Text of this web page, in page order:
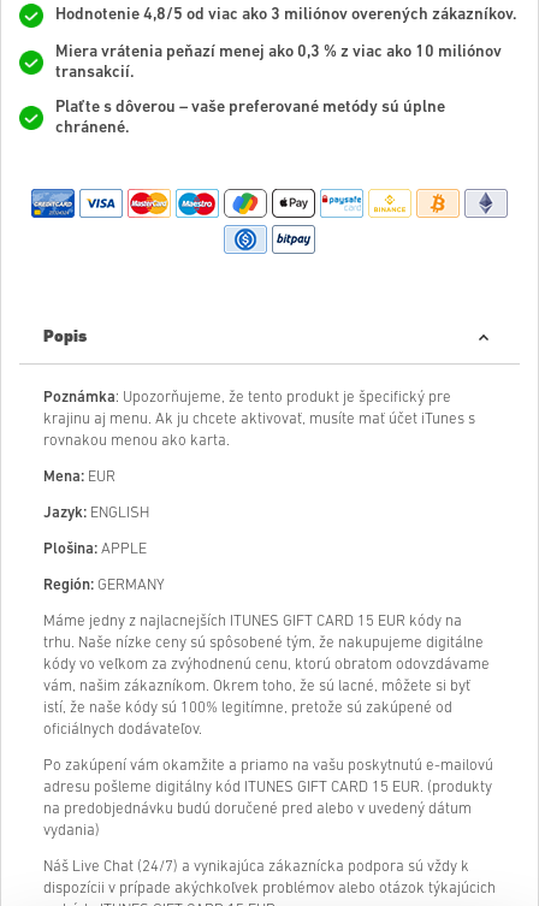
Hodnotenie 4,8/5 od viac ako 3 miliónov overených zákazníkov.
Miera vrátenia peňazí menej ako 0,3 % z viac ako 10 miliónov
transakcií.
Plaťte s dôverou – vaše preferované metódy sú úplne
chránené.
Popis
Poznámka: Upozorňujeme, že tento produkt je špecifický pre
krajinu aj menu. Ak ju chcete aktivovať, musíte mať účet iTunes s
rovnakou menou ako karta.
Mena: EUR
Jazyk: ENGLISH
Plošina: APPLE
Región: GERMANY
Máme jedny z najlacnejších ITUNES GIFT CARD 15 EUR kódy na
trhu. Naše nízke ceny sú spôsobené tým, že nakupujeme digitálne
kódy vo veľkom za zvýhodnenú cenu, ktorú obratom odovzdávame
vám, našim zákazníkom. Okrem toho, že sú lacné, môžete si byť
istí, že naše kódy sú 100% legitímne, pretože sú zakúpené od
oficiálnych dodávateľov.
Po zakúpení vám okamžite a priamo na vašu poskytnutú e-mailovú
adresu pošleme digitálny kód ITUNES GIFT CARD 15 EUR. (produkty
na predobjednávku budú doručené pred alebo v uvedený dátum
vydania)
Náš Live Chat (24/7) a vynikajúca zákaznícka podpora sú vždy k
dispozícii v prípade akýchkoľvek problémov alebo otázok týkajúcich